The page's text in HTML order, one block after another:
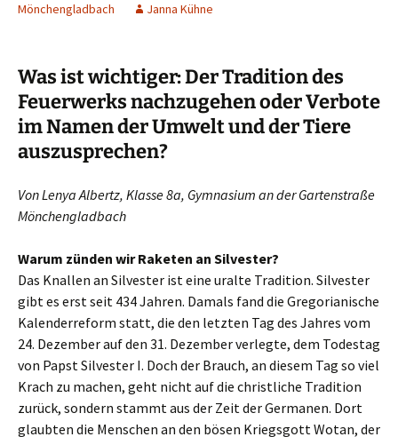
Mönchengladbach Janna Kühne
Was ist wichtiger: Der Tradition des
Feuerwerks nachzugehen oder Verbote
im Namen der Umwelt und der Tiere
auszusprechen?
Von Lenya Albertz, Klasse 8a, Gymnasium an der Gartenstraße
Mönchengladbach
Warum zünden wir Raketen an Silvester?
Das Knallen an Silvester ist eine uralte Tradition. Silvester
gibt es erst seit 434 Jahren. Damals fand die Gregorianische
Kalenderreform statt, die den letzten Tag des Jahres vom
24. Dezember auf den 31. Dezember verlegte, dem Todestag
von Papst Silvester I. Doch der Brauch, an diesem Tag so viel
Krach zu machen, geht nicht auf die christliche Tradition
zurück, sondern stammt aus der Zeit der Germanen. Dort
glaubten die Menschen an den bösen Kriegsgott Wotan, der